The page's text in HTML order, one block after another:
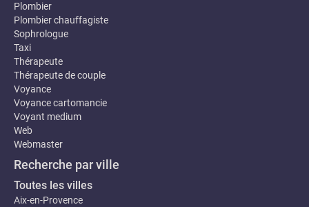
Plombier
Plombier chauffagiste
Sophrologue
Taxi
Thérapeute
Thérapeute de couple
Voyance
Voyance cartomancie
Voyant medium
Web
Webmaster
Recherche par ville
Toutes les villes
Aix-en-Provence